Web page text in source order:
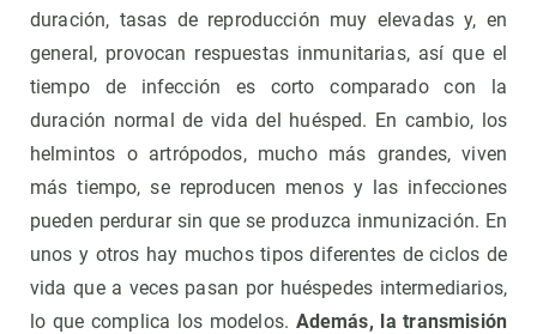
duración, tasas de reproducción muy elevadas y, en
general, provocan respuestas inmunitarias, así que el
tiempo de infección es corto comparado con la
duración normal de vida del huésped. En cambio, los
helmintos o artrópodos, mucho más grandes, viven
más tiempo, se reproducen menos y las infecciones
pueden perdurar sin que se produzca inmunización. En
unos y otros hay muchos tipos diferentes de ciclos de
vida que a veces pasan por huéspedes intermediarios,
lo que complica los modelos. Además, la transmisión